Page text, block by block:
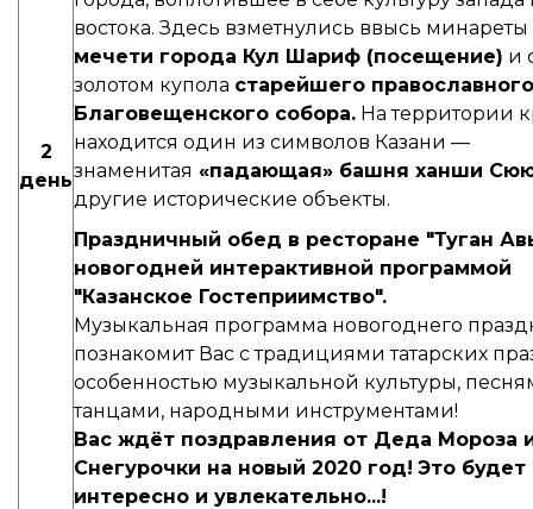
2
день
востока. Здесь взметнулись ввысь минареты
мечети города Кул Шариф (посещение) и
золотом купола старейшего православного
Благовещенского собора. На территории
находится один из символов Казани —
знаменитая «падающая» башня ханши
другие исторические объекты.
Праздничный обед в ресторане "Туган
новогодней интерактивной программой
"Казанское Гостеприимство".
Музыкальная программа новогоднего
познакомит Вас с традициями татарских
особенностью музыкальной культуры,
танцами, народными инструментами!
Вас ждёт поздравления от Деда Мороза
Снегурочки на новый 2020 год! Это будет
интересно и увлекательно...!